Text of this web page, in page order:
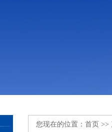
您现在的位置： 首页 >>